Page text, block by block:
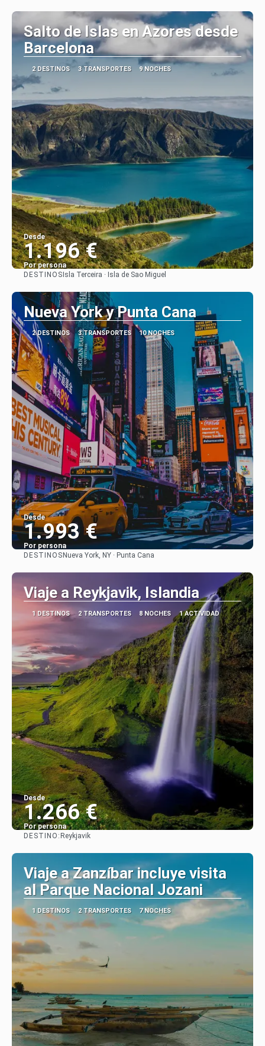
Salto de Islas en Azores desde
Barcelona
2 DESTINOS 3 TRANSPORTES 9 NOCHES
Desde
1.196 €
Por persona
DESTINOS Isla Terceira · Isla de Sao Miguel
Nueva York y Punta Cana
2 DESTINOS 3 TRANSPORTES 10 NOCHES
Desde
1.993 €
Por persona
DESTINOS Nueva York, NY · Punta Cana
Viaje a Reykjavik, Islandia
1 DESTINOS 2 TRANSPORTES 8 NOCHES 1 ACTIVIDAD
Desde
1.266 €
Por persona
DESTINO: Reykjavik
Viaje a Zanzíbar incluye visita
al Parque Nacional Jozani
1 DESTINOS 2 TRANSPORTES 7 NOCHES